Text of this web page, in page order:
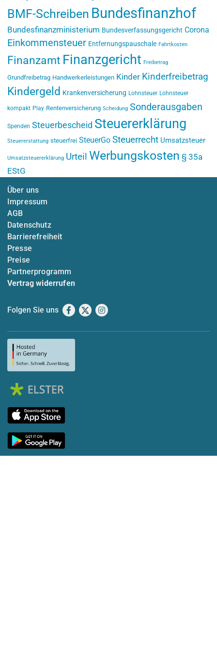
BMF-Schreiben Bundesfinanzhof
Bundesfinanzministerium Bundesverfassungsgericht Corona
Einkommensteuer Entfernungspauschale Fahrtkosten
Finanzamt Finanzgericht Freibetrag
Grundfreibetrag Handwerkerleistungen Kinder Kinderfreibetrag
Kindergeld Krankenversicherung Lohnsteuer Lohnsteuer
kompakt Play Rentenversicherung Scheidung Sonderausgaben
Spenden Steuerbescheid Steuererklärung
Steuererstattung steuerfrei SteuerGo Steuerrecht Umsatzsteuer
Umsatzsteuererklärung Urteil Werbungskosten § 35a
EStG
Über uns
Impressum
AGB
Datenschutz
Barrierefreiheit
Presse
Preise
Partnerprogramm
Vertrag widerrufen
Folgen Sie uns Facebook
X Instagram